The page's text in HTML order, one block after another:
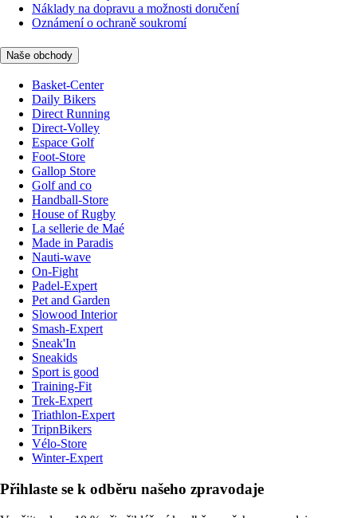
Náklady na dopravu a možnosti doručení
Oznámení o ochraně soukromí
Naše obchody
Basket-Center
Daily Bikers
Direct Running
Direct-Volley
Espace Golf
Foot-Store
Gallop Store
Golf and co
Handball-Store
House of Rugby
La sellerie de Maé
Made in Paradis
Nauti-wave
On-Fight
Padel-Expert
Pet and Garden
Slowood Interior
Smash-Expert
Sneak'In
Sneakids
Sport is good
Training-Fit
Trek-Expert
Triathlon-Expert
TripnBikers
Vélo-Store
Winter-Expert
Přihlaste se k odběru našeho zpravodaje